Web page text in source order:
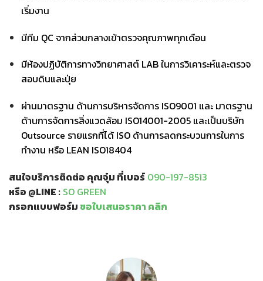
เริ่มงาน
มีทีม QC จากส่วนกลางเข้าตรวจคุณภาพทุกเดือน
มีห้องปฏิบัติการทางวิทยาศาสต์ LAB ในการวิเคาระห์และตรวจ
สอบดินและปุ่ย
ผ่านมาตรฐาน ด้านการบริหารจัดการ ISO9001 และ มาตรฐาน
ด้านการจัดการสิ่งแวดล้อม ISO14001-2005 และเป็นบริษัท
Outsource รายแรกที่ได้ ISO ด้านการลดกระบวนการในการ
ทำงาน หรือ LEAN ISO18404
สนใจบริการติดต่อ คุณจุ๋ม ที่เบอร์ 090-197-8513
หรือ @LINE : SO GREEN
กรอกแบบฟอร์ม ขอใบเสนอราคา คลิก